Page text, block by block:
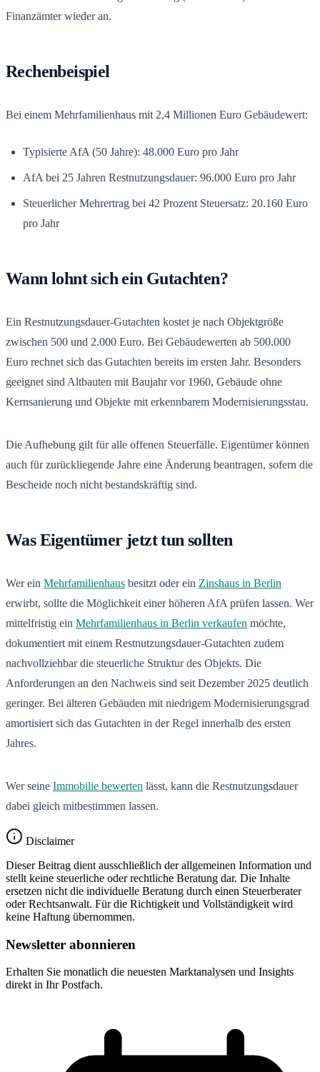
Finanzämter wieder an.
Rechenbeispiel
Bei einem Mehrfamilienhaus mit 2,4 Millionen Euro Gebäudewert:
Typisierte AfA (50 Jahre): 48.000 Euro pro Jahr
AfA bei 25 Jahren Restnutzungsdauer: 96.000 Euro pro Jahr
Steuerlicher Mehrertrag bei 42 Prozent Steuersatz: 20.160 Euro
pro Jahr
Wann lohnt sich ein Gutachten?
Ein Restnutzungsdauer-Gutachten kostet je nach Objektgröße
zwischen 500 und 2.000 Euro. Bei Gebäudewerten ab 500.000
Euro rechnet sich das Gutachten bereits im ersten Jahr. Besonders
geeignet sind Altbauten mit Baujahr vor 1960, Gebäude ohne
Kernsanierung und Objekte mit erkennbarem Modernisierungsstau.
Die Aufhebung gilt für alle offenen Steuerfälle. Eigentümer können
auch für zurückliegende Jahre eine Änderung beantragen, sofern die
Bescheide noch nicht bestandskräftig sind.
Was Eigentümer jetzt tun sollten
Wer ein Mehrfamilienhaus besitzt oder ein Zinshaus in Berlin
erwirbt, sollte die Möglichkeit einer höheren AfA prüfen lassen. Wer
mittelfristig ein Mehrfamilienhaus in Berlin verkaufen möchte,
dokumentiert mit einem Restnutzungsdauer-Gutachten zudem
nachvollziehbar die steuerliche Struktur des Objekts. Die
Anforderungen an den Nachweis sind seit Dezember 2025 deutlich
geringer. Bei älteren Gebäuden mit niedrigem Modernisierungsgrad
amortisiert sich das Gutachten in der Regel innerhalb des ersten
Jahres.
Wer seine Immobilie bewerten lässt, kann die Restnutzungsdauer
dabei gleich mitbestimmen lassen.
Disclaimer
Dieser Beitrag dient ausschließlich der allgemeinen Information und
stellt keine steuerliche oder rechtliche Beratung dar. Die Inhalte
ersetzen nicht die individuelle Beratung durch einen Steuerberater
oder Rechtsanwalt. Für die Richtigkeit und Vollständigkeit wird
keine Haftung übernommen.
Newsletter abonnieren
Erhalten Sie monatlich die neuesten Marktanalysen und Insights
direkt in Ihr Postfach.